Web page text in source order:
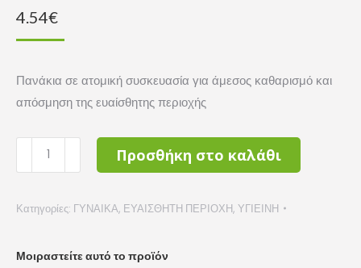
4.54€
Πανάκια σε ατομική συσκευασία για άμεσος καθαρισμό και
απόσμηση της ευαίσθητης περιοχής
INTERMED
EVA
MAXI
TOWELETTES
Προσθήκη στο καλάθι
Κατηγορίες: ΓΥΝΑΙΚΑ, ΕΥΑΙΣΘΗΤΗ ΠΕΡΙΟΧΗ, ΥΓΙΕΙΝΗ
Μοιραστείτε αυτό το προϊόν